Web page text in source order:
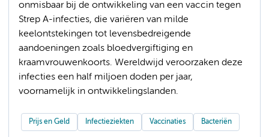
onmisbaar bij de ontwikkeling van een vaccin tegen
Strep A-infecties, die variëren van milde
keelontstekingen tot levensbedreigende
aandoeningen zoals bloedvergiftiging en
kraamvrouwenkoorts. Wereldwijd veroorzaken deze
infecties een half miljoen doden per jaar,
voornamelijk in ontwikkelingslanden.
Prijs en Geld Infectieziekten Vaccinaties Bacteriën